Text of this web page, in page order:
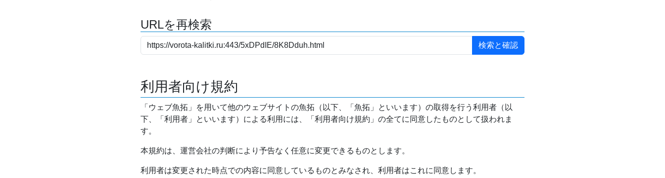
URLを再検索
利用者向け規約
「ウェブ魚拓」を用いて他のウェブサイトの魚拓（以下、「魚拓」といいます）の取得を行う利用者（以
下、「利用者」といいます）による利用には、「利用者向け規約」の全てに同意したものとして扱われま
す。
本規約は、運営会社の判断により予告なく任意に変更できるものとします。
利用者は変更された時点での内容に同意しているものとみなされ、利用者はこれに同意します。